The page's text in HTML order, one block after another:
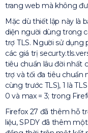
trang web mà không
Mặc dù thiết lập này là
diện người dùng trong
trợ TLS. Người sử dụng
các giá trị
tiêu chuẩn lâu đời nhất
trợ và tối đa tiêu chuẩn
cùng trước TLS), 1 là
0 và max = 3; trong
Firefox 27 đã thêm hỗ
liệu, SPDY đã thêm